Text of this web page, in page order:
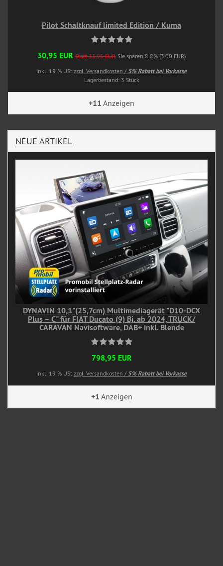
Pilot Schaltknauf limited Edition / Kuma
30,95 EUR Statt 33,95 EUR Sie sparen 8.8% (3,00 EUR)
inkl. 19 % USt zzgl. Versandkosten / 5% Rabatt bei Vorkasse
Lagerbestand: 3 Stück
+11 Anzeigen
NEUE ARTIKEL
DYNAVIN 10,1"(25,7cm) Multimediagerät "D10-DCX
Plus – C" für FIAT Ducato (9) Bj. ab 2024, TRUCK/
CARAVAN Navisoftware, DAB+ inkl. Blende
798,95 EUR
inkl. 19 % USt zzgl. Versandkosten / 5% Rabatt bei Vorkasse
+1 Anzeigen